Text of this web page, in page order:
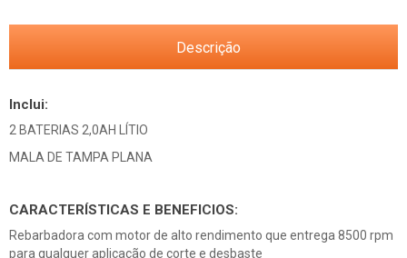
Descrição
Inclui:
2 BATERIAS 2,0AH LÍTIO
MALA DE TAMPA PLANA
CARACTERÍSTICAS E BENEFICIOS:
Rebarbadora com motor de alto rendimento que entrega 8500 rpm
para qualquer aplicação de corte e desbaste